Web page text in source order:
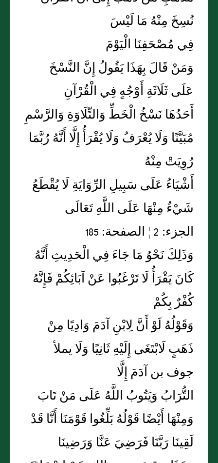
نُسِخَ مِنْهُ مَا لَيْسَ
فِي مُصْحَفِنَا الْيَوْمَ
وَمَنْ قَالَ بِهَذَا يَقُولُ إِنَّ النَّسْخَ
عَلَى ثَلَاثَةِ أَوْجُهٍ فِي الْقُرْآنِ
أَحَدُهَا نَسْخُ الْخَطِّ وَالتِّلَاوَةِ وَالرَّسْمِ
مُبَيَّنًا وَلَا يُعْرَفُ وَلَا يُقْرَأُ إِلَّا أَنَّهُ رُبَّمَا
رُوِيَتْ مِنْهُ
أَشْيَاءُ عَلَى سَبِيلِ الرِّوَايَةِ لَا يُقْطَعُ
شَيْءٌ مِنْهَا عَلَى اللَّهِ تَعَالَى
الجزء: 2 ¦ الصفحة: 185
وَذَلِكَ نَحْوُ مَا جَاءَ فِي الْحَدِيثِ أَنَّهُ
كَانَ يَقْرَأُ لَا تَرْغَبُوا عَنْ آبَائِكُمْ فَإِنَّهُ
كُفْرٌ بِكُمْ
وَقَوْلُهُ لَوْ أَنَّ لِابْنِ آدَمَ وَادِيًا مِنْ
ذَهَبٍ لَابْتَغَى إِلَيْهِ ثَانِيًا وَلَا يملأ
جوف بن آدَمَ إِلَّا
التُّرَابُ وَيَتُوبُ اللَّهُ عَلَى مَنْ تَابَ
وَمِنْهَا أَيْضًا قَوْلُهُ بَلِّغُوا قَوْمَنَا أَنَّا قَدْ
لَقِينَا رَبَّنَا فَرَضِيَ عَنَّا وَرَضِينَا